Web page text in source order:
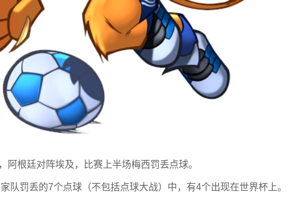
阿根廷对阵埃及，比赛上半场梅西罚丢点球。
队罚丢的7个点球（不包括点球大战）中，有4个出现在世界杯上。